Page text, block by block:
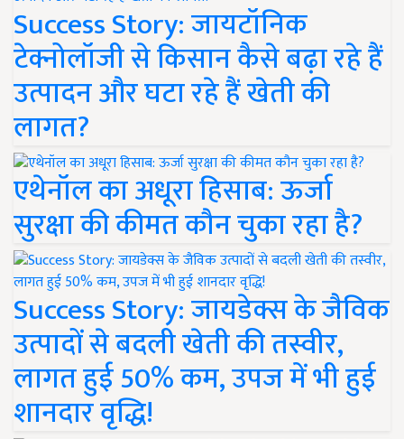
Success Story: जायटॉनिक
टेक्नोलॉजी से किसान कैसे बढ़ा रहे हैं
उत्पादन और घटा रहे हैं खेती की
लागत?
एथेनॉल का अधूरा हिसाब: ऊर्जा
सुरक्षा की कीमत कौन चुका रहा है?
Success Story: जायडेक्स के जैविक
उत्पादों से बदली खेती की तस्वीर,
लागत हुई 50% कम, उपज में भी हुई
शानदार वृद्धि!